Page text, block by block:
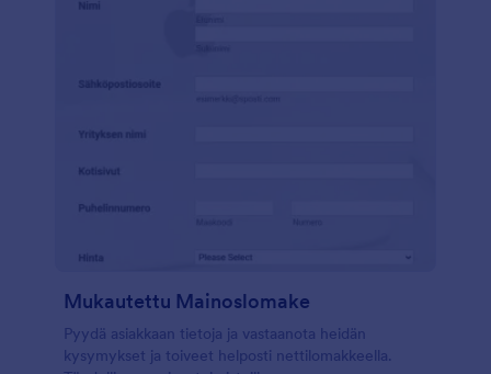
Mukautettu Mainoslomake
Pyydä asiakkaan tietoja ja vastaanota heidän
kysymykset ja toiveet helposti nettilomakkeella.